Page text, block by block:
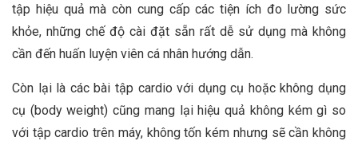
tập hiệu quả mà còn cung cấp các tiện ích đo lường sức
khỏe, những chế độ cài đặt sẵn rất dễ sử dụng mà không
cần đến huấn luyện viên cá nhân hướng dẫn.
Còn lại là các bài tập cardio với dụng cụ hoặc không dụng
cụ (body weight) cũng mang lại hiệu quả không kém gì so
với tập cardio trên máy, không tốn kém nhưng sẽ cần không